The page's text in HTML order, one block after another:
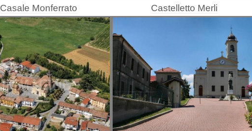
Casale Monferrato Castelletto Merli